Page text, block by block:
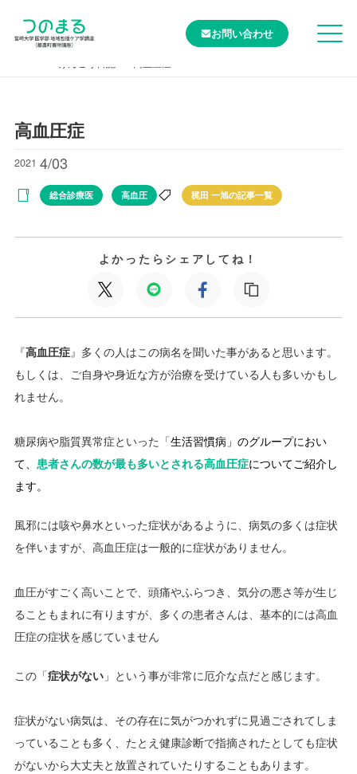
お問い合わせ
高血圧症
2021 4/03
総合診療医 高血圧 䅏田 一旭の記事一覧
よかったらシェアしてね！
『高血圧症』多くの人はこの病名を聞いた事があると思います。
もしくは、ご自身や身近な方が治療を受けている人も多いかもし
れません。
糖尿病や脂質異常症といった「生活習慣病」のグループにおい
て、 患者さんの数が最も多いとされる高血圧症についてご紹介し
ます。
風邪には咳や鼻水といった症状があるように、病気の多くは症状
を伴いますが、高血圧症は一般的に症状がありません。
血圧がすごく高いことで、頭痛やふらつき、気分の悪さ等が生じ
ることもまれに有りますが、多くの患者さんは、基本的には高血
圧症の症状を感じていません
この「症状がない 」という事が非常に厄介な点だと感じます。
症状がない病気は、その存在に気がつかれずに見過ごされてしま
っていることも多く、たとえ健康診断で指摘されたとしても症状
がないから大丈夫と放置されていたりすることもあります。